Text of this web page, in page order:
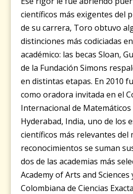
científicos más exigentes del
de su carrera, Toro obtuvo
distinciones más codiciadas
académico: las becas Sloan,
de la Fundación Simons
en distintas etapas. En 2010
como oradora invitada en el
Internacional de Matemáticos
Hyderabad, India, uno de los
científicos más relevantes del
reconocimientos se suman
dos de las academias más
Academy of Arts and Sciences
Colombiana de Ciencias